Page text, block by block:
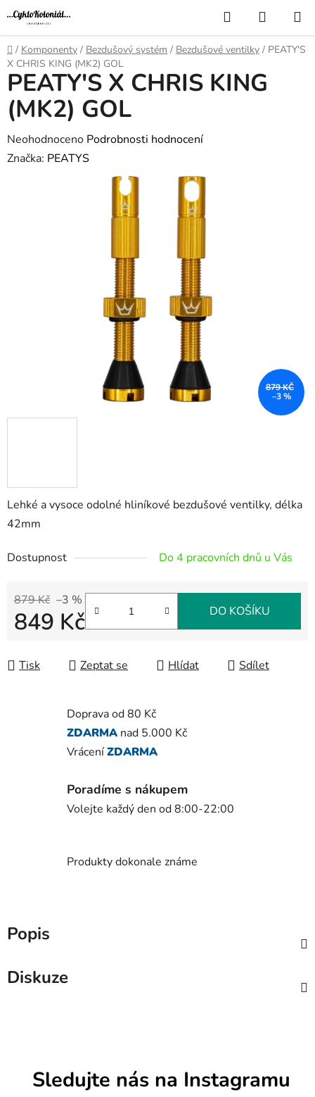
Přejít
na
obsah
Hledat
KOŠÍK
Domů
/ Komponenty / Bezdušový systém / Bezdušové ventilky / PEATY'S
X CHRIS KING (MK2) GOL
Lehké a vysoce odolné hliníkové bezdušové ventilky, délka
42mm
Dostupnost Do 4 pracovních dnů u Vás
879 Kč –3 %
849 Kč DO KOŠÍKU
Tisk Zeptat se Hlídat Sdílet
PEATY'S X CHRIS KING
(MK2) GOL
Průměrné
hodnocení
Neohodnoceno Podrobnosti hodnocení
Značka: PEATYS
879 KČ
–3 %
Doprava od 80 Kč
ZDARMA nad 5.000 Kč
VráceníZDARMA
Poradíme s nákupem
Volejte každý den od 8:00-22:00
Produkty dokonale známe
Popis
Diskuze
Sledujte nás na Instagramu